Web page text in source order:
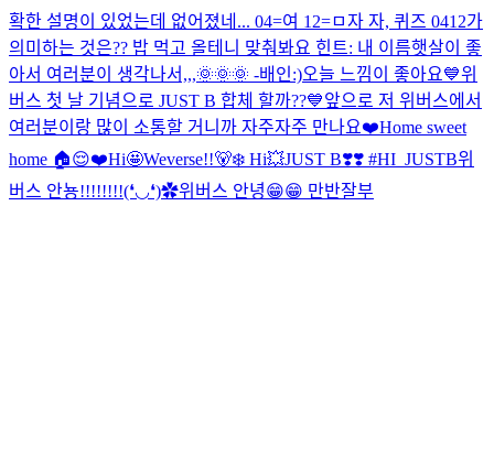
확한 설명이 있었는데 없어졌네... 04=여 12=ㅁ자 자, 퀴즈 0412가
의미하는 것은?? 밥 먹고 올테니 맞춰봐요 힌트: 내 이름햇살이 좋
아서 여러분이 생각나서,,,🌞🌞🌞 -배인:)오늘 느낌이 좋아요💙위
버스 첫 날 기념으로 JUST B 합체 할까??💙앞으로 저 위버스에서
여러분이랑 많이 소통할 거니까 자주자주 만나요❤️Home sweet
home 🏠😌❤️Hi🤩Weverse!!🐻‍❄️ Hi💥JUST B❣️❣️ #HI_JUSTB위
버스 안뇽!!!!!!!!(❛◡❛)✿위버스 안녕😁😁 만반잘부